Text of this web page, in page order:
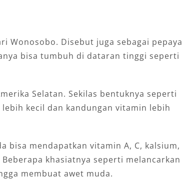
Wonosobo. Disebut juga sebagai pepaya
bisa tumbuh di dataran tinggi seperti
Selatan. Sekilas bentuknya seperti
kecil dan kandungan vitamin lebih
bisa mendapatkan vitamin A, C, kalsium,
khasiatnya seperti melancarkan
membuat awet muda.